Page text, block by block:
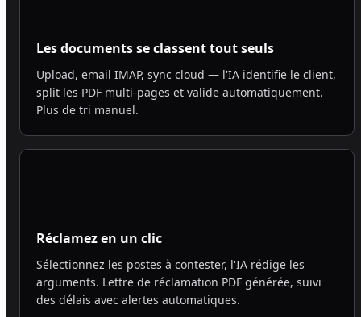
Les documents se classent tout seuls
Upload, email IMAP, sync cloud — l'IA identifie le client,
split les PDF multi-pages et valide automatiquement.
Plus de tri manuel.
Réclamez en un clic
Sélectionnez les postes à contester, l'IA rédige les
arguments. Lettre de réclamation PDF générée, suivi
des délais avec alertes automatiques.